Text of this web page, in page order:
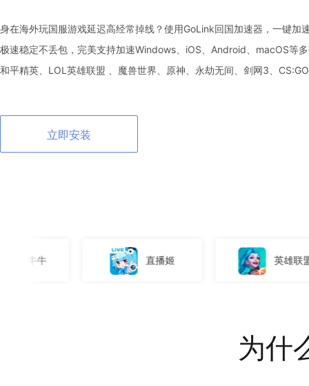
身在海外玩国服游戏延迟高经常掉线？使用GoLink回国加速器，一键加
极速稳定不丢包，完美支持加速Windows、iOS、Android、macOS等
和平精英、LOL英雄联盟 、魔兽世界、原神、永劫无间、剑网3、
立即安装
直播姬 英雄联盟
为什